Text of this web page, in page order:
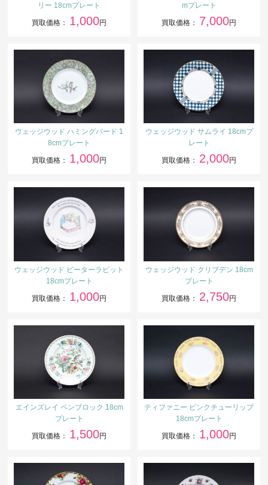
リー 18cmプレート
買取価格： 1,000円
mプレート
買取価格： 7,000円
ウェッジウッド ハミングバード 1
8cmプレート
買取価格： 1,000円
ウェッジウッド サムライ 18cmプ
レート
買取価格： 2,000円
ウェッジウッド ピーターラビット
18cmプレート
買取価格： 1,000円
ウェッジウッド クリブデン 18cm
プレート
買取価格： 2,750円
エインズレイ ペンブロック 18cm
プレート
買取価格： 1,500円
ティファニー ピンクチューリップ
18cmプレート
買取価格： 1,000円